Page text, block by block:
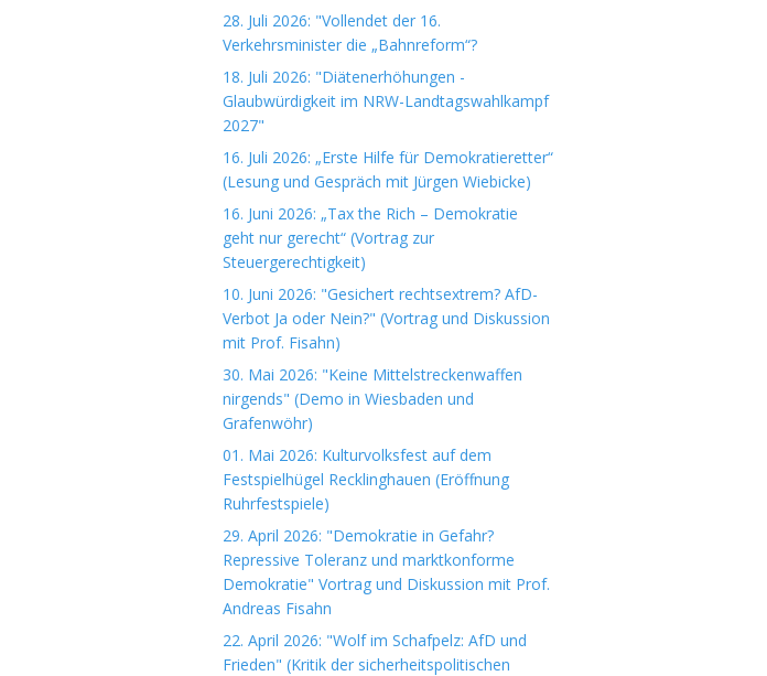
28. Juli 2026: "Vollendet der 16.
Verkehrsminister die „Bahnreform“?
18. Juli 2026: "Diätenerhöhungen -
Glaubwürdigkeit im NRW-Landtagswahlkampf
2027"
16. Juli 2026: „Erste Hilfe für Demokratieretter“
(Lesung und Gespräch mit Jürgen Wiebicke)
16. Juni 2026: „Tax the Rich – Demokratie
geht nur gerecht“ (Vortrag zur
Steuergerechtigkeit)
10. Juni 2026: "Gesichert rechtsextrem? AfD-
Verbot Ja oder Nein?" (Vortrag und Diskussion
mit Prof. Fisahn)
30. Mai 2026: "Keine Mittelstreckenwaffen
nirgends" (Demo in Wiesbaden und
Grafenwöhr)
01. Mai 2026: Kulturvolksfest auf dem
Festspielhügel Recklinghauen (Eröffnung
Ruhrfestspiele)
29. April 2026: "Demokratie in Gefahr?
Repressive Toleranz und marktkonforme
Demokratie" Vortrag und Diskussion mit Prof.
Andreas Fisahn
22. April 2026: "Wolf im Schafpelz: AfD und
Frieden" (Kritik der sicherheitspolitischen